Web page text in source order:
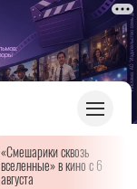
«Смешарики сквозь
вселенные» в кино с 6
августа